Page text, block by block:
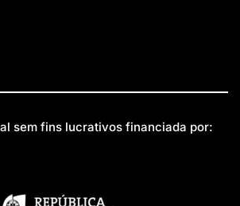
sem fins lucrativos financiada por: